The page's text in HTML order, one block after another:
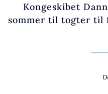
Kongeskibet
sommer til togter til